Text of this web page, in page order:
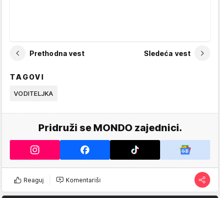
Prethodna vest Sledeća vest
TAGOVI
VODITELJKA
Pridruži se MONDO zajednici.
Reaguj Komentariši